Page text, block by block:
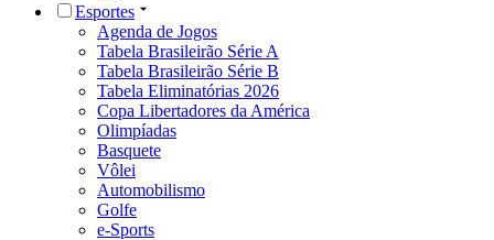
Esportes
Agenda de Jogos
Tabela Brasileirão Série A
Tabela Brasileirão Série B
Tabela Eliminatórias 2026
Copa Libertadores da América
Olimpíadas
Basquete
Vôlei
Automobilismo
Golfe
e-Sports